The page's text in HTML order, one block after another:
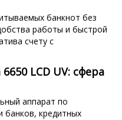
банкнот без
работы и быстрой
счету с
LCD UV: сфера
аппарат по
банков, кредитных